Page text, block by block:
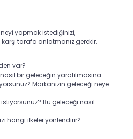
yapmak istediğinizi,
tarafa anlatmanız gerekir.
var?
bir geleceğin yaratılmasına
Markanızın geleceği neye
Bu geleceği nasıl
hangi ilkeler yönlendirir?